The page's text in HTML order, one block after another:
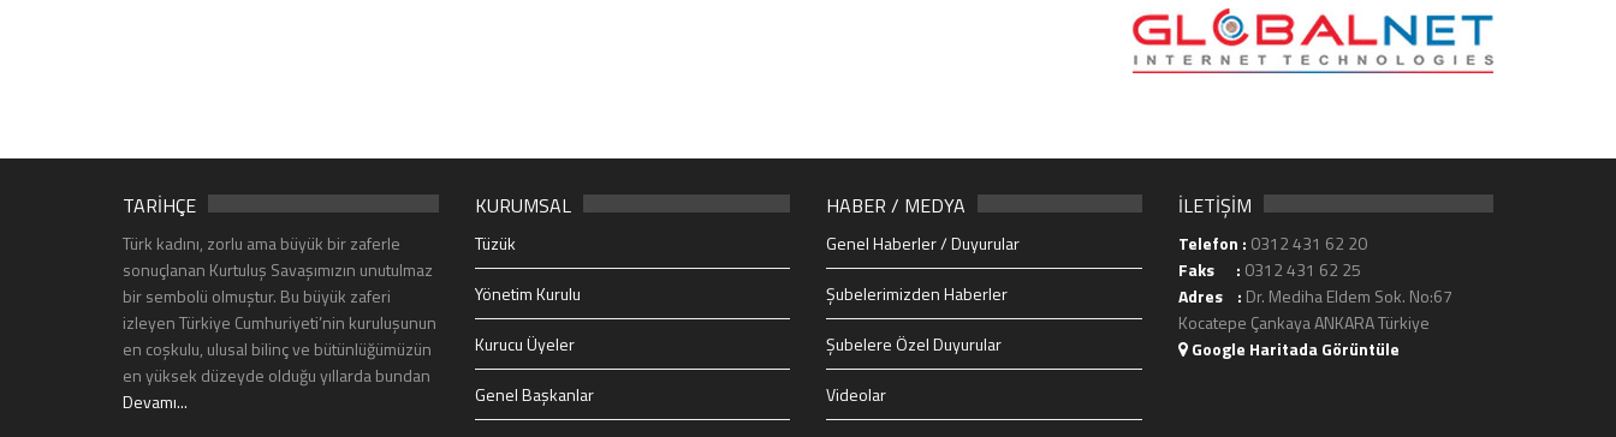
TARİHÇE
Türk kadını, zorlu ama büyük bir zaferle
sonuçlanan Kurtuluş Savaşımızın unutulmaz
bir sembolü olmuştur. Bu büyük zaferi
izleyen Türkiye Cumhuriyeti’nin kuruluşunun
en coşkulu, ulusal bilinç ve bütünlüğümüzün
en yüksek düzeyde olduğu yıllarda bundan
Devamı...
KURUMSAL
Tüzük
Yönetim Kurulu
Kurucu Üyeler
Genel Başkanlar
HABER / MEDYA
Genel Haberler / Duyurular
Şubelerimizden Haberler
Şubelere Özel Duyurular
Videolar
İLETİŞİM
Telefon : 0312 431 62 20
Faks : 0312 431 62 25
Adres : Dr. Mediha Eldem Sok. No:67
Kocatepe Çankaya ANKARA Türkiye
Google Haritada Görüntüle